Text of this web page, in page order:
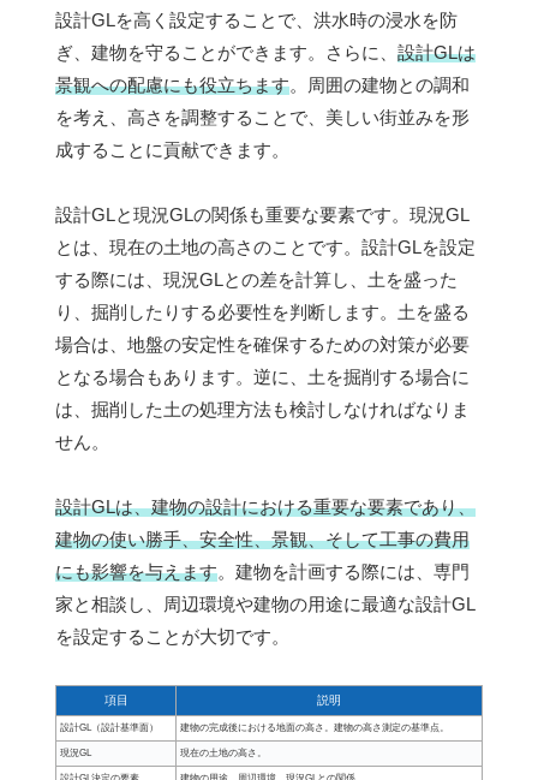
設計GLを高く設定することで、洪水時の浸水を防
ぎ、建物を守ることができます。さらに、 設計GLは
景観への配慮にも役立ちます。周囲の建物との調和
を考え、高さを調整することで、美しい街並みを形
成することに貢献できます。
設計GLと現況GLの関係も重要な要素です。現況GL
とは、現在の土地の高さのことです。設計GLを設定
する際には、現況GLとの差を計算し、土を盛った
り、掘削したりする必要性を判断します。土を盛る
場合は、地盤の安定性を確保するための対策が必要
となる場合もあります。逆に、土を掘削する場合に
は、掘削した土の処理方法も検討しなければなりま
せん。
設計GLは、建物の設計における重要な要素であり、
建物の使い勝手、安全性、景観、そして工事の費用
にも影響を与えます。建物を計画する際には、専門
家と相談し、周辺環境や建物の用途に最適な設計GL
を設定することが大切です。
項目 説明
設計GL（設計基準面） 建物の完成後における地面の高さ。建物の高さ測定の基準点。
現況GL 現在の土地の高さ。